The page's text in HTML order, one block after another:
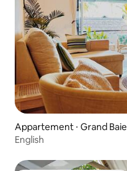
Appartement ⋅ Grand Baie
English